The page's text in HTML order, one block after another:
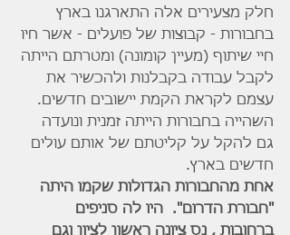
חלק מצעירים אלה התארגנו בארץ
בחבורות - קבוצות של פועלים - אשר חיו
חיי שיתוף (מעיין קומונה) ומטרתם הייתה
לקבל עבודה בקבלנות ולהכשיר את
עצמם לקראת הקמת יישובים חדשים.
השהייה בחבורות הייתה זמנית ונועדה
גם להקל על קליטתם של אותם עולים
חדשים בארץ.
אחת מהחבורות הגדולות שקמו היתה
"חבורת הדרום".  היו לה סניפים
ברחובות , נס ציונה ראשון לציון וגם